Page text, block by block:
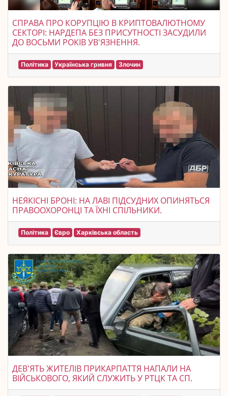
СПРАВА ПРО КОРУПЦІЮ В КРИПТОВАЛЮТНОМУ
СЕКТОРІ: НАРДЕПА БЕЗ ПРИСУТНОСТІ ЗАСУДИЛИ
ДО ВОСЬМИ РОКІВ УВ'ЯЗНЕННЯ.
Політика Українська гривня Злочин
НЕЯКІСНІ БРОНІ: НА ЛАВІ ПІДСУДНИХ ОПИНЯТЬСЯ
ПРАВООХОРОНЦІ ТА ЇХНІ СПІЛЬНИКИ.
Політика Євро Харківська область
ДЕВ'ЯТЬ ЖИТЕЛІВ ПРИКАРПАТТЯ НАПАЛИ НА
ВІЙСЬКОВОГО, ЯКИЙ СЛУЖИТЬ У РТЦК ТА СП.